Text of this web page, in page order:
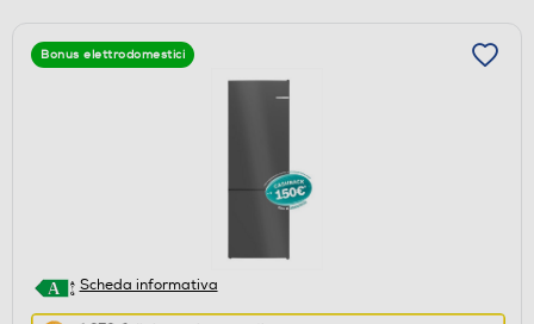
Bonus elettrodomestici
Scheda informativa